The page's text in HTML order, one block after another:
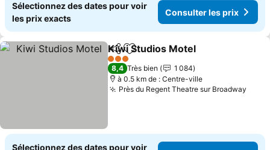
Sélectionnez des dates pour voir
les prix exacts
Consulter les prix
PartagerAjouter à mes favoris
Kiwi Studios Motel
3 Étoiles
8,4 Très bien
1 084
à 0.5 km de : Centre-ville
Près du Regent Theatre sur Broadway
Sélectionnez des dates pour voir